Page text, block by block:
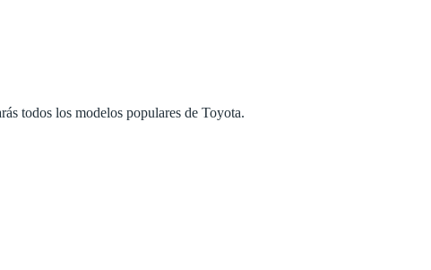
todos los modelos populares de Toyota.